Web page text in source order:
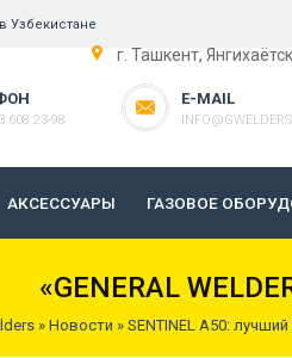
Узбекистане
г. Ташкент,
608 23-98
E-MAIL
АКСЕССУАРЫ ГАЗОВОЕ
«GENERAL
» Новости » SENTINEL A50: